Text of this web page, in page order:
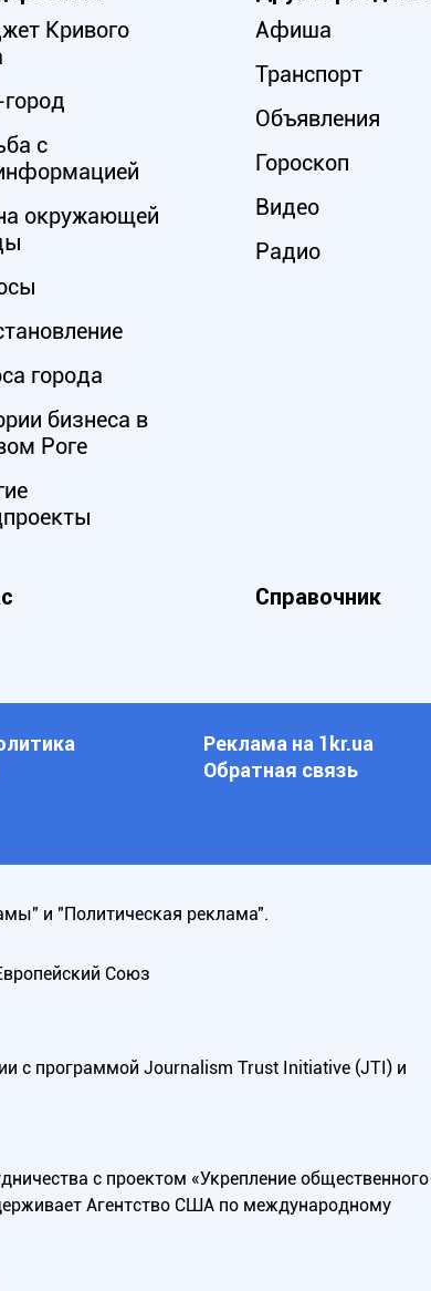
Кривого
с
окружающей
города
бизнеса в
Роге
Афиша
Транспорт
Объявления
Гороскоп
Видео
Радио
Справочник
Реклама на 1kr.ua
Обратная связь
и "Политическая реклама".
Союз
с программой Journalism Trust Initiative (JTI) и
с проектом «Укрепление общественного
Агентство США по международному